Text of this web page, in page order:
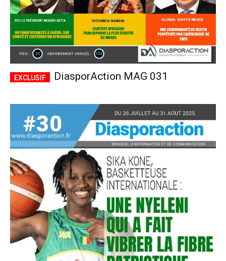
DiasporAction MAG 031